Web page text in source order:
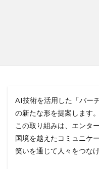
AI技術を活用した「バー
の新たな形を提案します。
この取り組みは、エンタ
国境を越えたコミュニケ
笑いを通じて人々をつな